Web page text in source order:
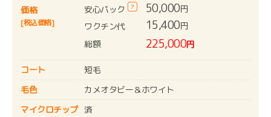
価格
[税込価格]
安心パック
? 50,000円
ワクチン代
15,400円
総額
225,000円
コート
短毛
毛色
カメオタビー＆ホワイト
マイクロチップ 済